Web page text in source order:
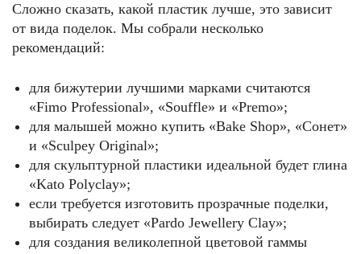
Сложно сказать, какой пластик лучше, это зависит
от вида поделок. Мы собрали несколько
рекомендаций:
для бижутерии лучшими марками считаются
«Fimo Professional», «Souffle» и «Premo»;
для малышей можно купить «Bake Shop», «Сонет»
и «Sculpey Original»;
для скульптурной пластики идеальной будет глина
«Kato Polyclay»;
если требуется изготовить прозрачные поделки,
выбирать следует «Pardo Jewellery Clay»;
для создания великолепной цветовой гаммы